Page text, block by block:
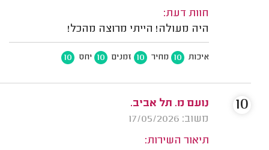
חוות דעת:
היה מעולה! הייתי מרוצה מהכל!
איכות 10 מחיר 10 זמנים 10 יחס 10
נועם מ. תל אביב.
משוב: 17/05/2026
תיאור השירות:
10